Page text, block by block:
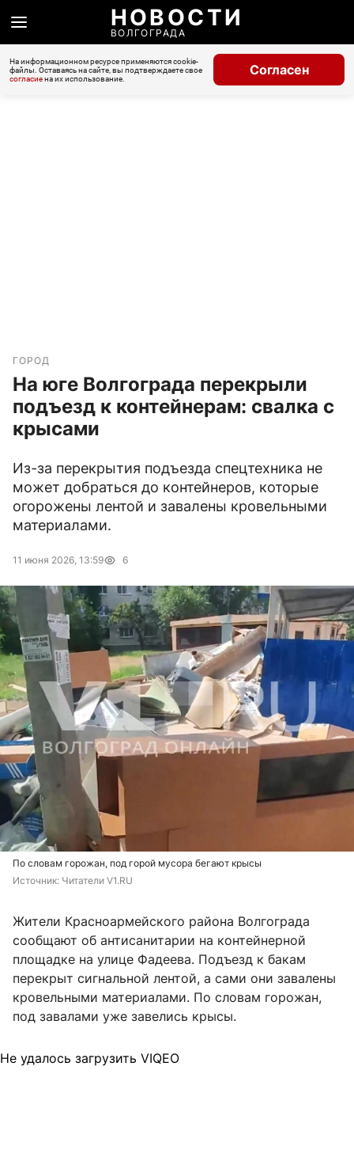
НОВОСТИ
ВОЛГОГРАДА
На информационном ресурсе применяются cookie-
файлы. Оставаясь на сайте, вы подтверждаете свое
согласиена их использование.
Согласен
ГОРОД
На юге Волгограда перекрыли
подъезд к контейнерам: свалка с
крысами
Из-за перекрытия подъезда спецтехника не
может добраться до контейнеров, которые
огорожены лентой и завалены кровельными
материалами.
11 июня 2026, 13:59 6
По словам горожан, под горой мусора бегают крысы
Источник: Читатели V1.RU
Жители Красноармейского района Волгограда
сообщают об антисанитарии на контейнерной
площадке на улице Фадеева. Подъезд к бакам
перекрыт сигнальной лентой, а сами они завалены
кровельными материалами. По словам горожан,
под завалами уже завелись крысы.
Не удалось загрузить VIQEO